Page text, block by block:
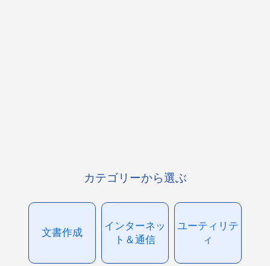
カテゴリーから選ぶ
文書作成
インターネッ
ト＆通信
ユーティリテ
ィ